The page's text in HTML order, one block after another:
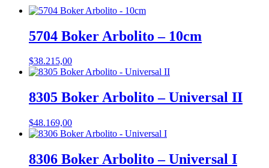
5704 Boker Arbolito – 10cm
$38.215,00
8305 Boker Arbolito – Universal II
$48.169,00
8306 Boker Arbolito – Universal I